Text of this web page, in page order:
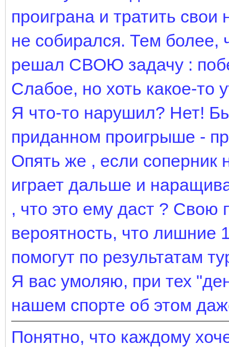
проиграна и тратить
не собирался. Тем более,
решал СВОЮ задачу :
Слабое, но хоть какое-то
Я что-то нарушил? Нет!
приданном проигрыше -
Опять же , если соперник
играет дальше и
, что это ему даст ? Свою
вероятность, что лишние
помогут по результатам
Я вас умоляю, при тех
нашем спорте об этом
Понятно, что каждому